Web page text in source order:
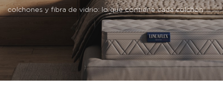
colchones y fibra de vidrio: lo que contiene cada colchón